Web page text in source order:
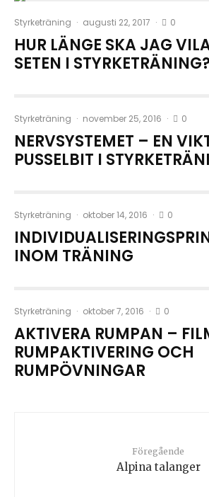
Styrketräning · augusti 22, 2017 · 0
HUR LÄNGE SKA JAG
SETEN I
Styrketräning · november 25, 2016 · 0
NERVSYSTEMET – EN
PUSSELBIT I
Styrketräning · oktober 14, 2016 · 0
INOM TRÄNING
Styrketräning · oktober 7, 2016 · 0
AKTIVERA RUMPAN –
RUMPAKTIVERING OCH
RUMPÖVNINGAR
Föregående
Alpina talanger